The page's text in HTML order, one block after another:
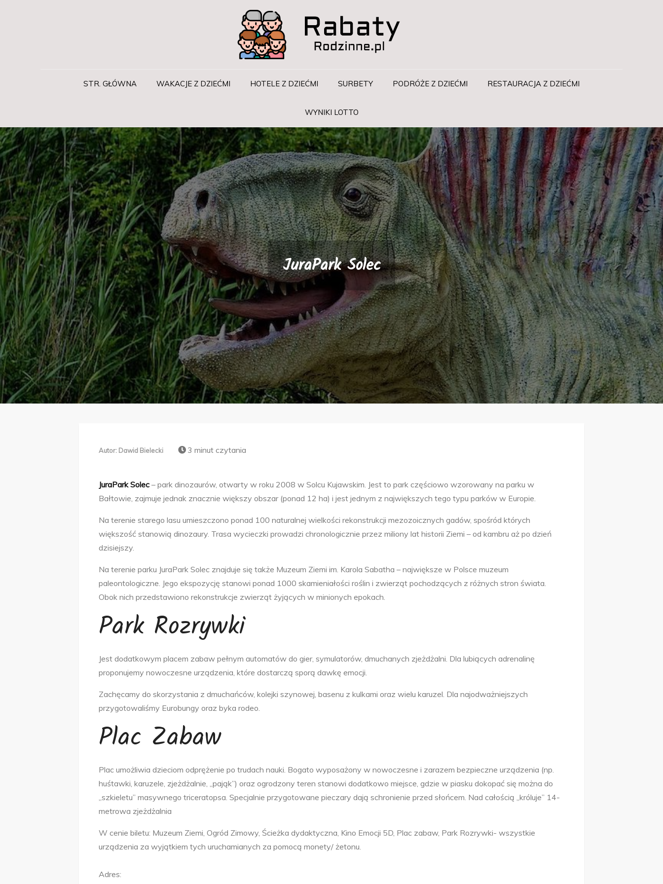
Rabatyrodzinne.pl
STR. GŁÓWNA WAKACJE Z DZIEĆMI HOTELE Z DZIEĆMI SURBETY PODRÓŻE Z DZIEĆMI RESTAURACJA Z DZIEĆMI
WYNIKI LOTTO
JuraPark Solec
Autor: Dawid Bielecki 3 minut czytania
JuraPark Solec – park dinozaurów, otwarty w roku 2008 w Solcu Kujawskim. Jest to park częściowo wzorowany na parku w
Bałtowie, zajmuje jednak znacznie większy obszar (ponad 12 ha) i jest jednym z największych tego typu parków w Europie.
Na terenie starego lasu umieszczono ponad 100 naturalnej wielkości rekonstrukcji mezozoicznych gadów, spośród których
większość stanowią dinozaury. Trasa wycieczki prowadzi chronologicznie przez miliony lat historii Ziemi – od kambru aż po dzień
dzisiejszy.
Na terenie parku JuraPark Solec znajduje się także Muzeum Ziemi im. Karola Sabatha – największe w Polsce muzeum
paleontologiczne. Jego ekspozycję stanowi ponad 1000 skamieniałości roślin i zwierząt pochodzących z różnych stron świata.
Obok nich przedstawiono rekonstrukcje zwierząt żyjących w minionych epokach.
Park Rozrywki
Jest dodatkowym placem zabaw pełnym automatów do gier, symulatorów, dmuchanych zjeżdżalni. Dla lubiących adrenalinę
proponujemy nowoczesne urządzenia, które dostarczą sporą dawkę emocji.
Zachęcamy do skorzystania z dmuchańców, kolejki szynowej, basenu z kulkami oraz wielu karuzel. Dla najodważniejszych
przygotowaliśmy Eurobungy oraz byka rodeo.
Plac Zabaw
Plac umożliwia dzieciom odprężenie po trudach nauki. Bogato wyposażony w nowoczesne i zarazem bezpieczne urządzenia (np.
huśtawki, karuzele, zjeżdżalnie, „pająk”) oraz ogrodzony teren stanowi dodatkowo miejsce, gdzie w piasku dokopać się można do
„szkieletu” masywnego triceratopsa. Specjalnie przygotowane pieczary dają schronienie przed słońcem. Nad całością „króluje” 14-
metrowa zjeżdżalnia
W cenie biletu: Muzeum Ziemi, Ogród Zimowy, Ścieżka dydaktyczna, Kino Emocji 5D, Plac zabaw, Park Rozrywki- wszystkie
urządzenia za wyjątkiem tych uruchamianych za pomocą monety/ żetonu.
Adres: